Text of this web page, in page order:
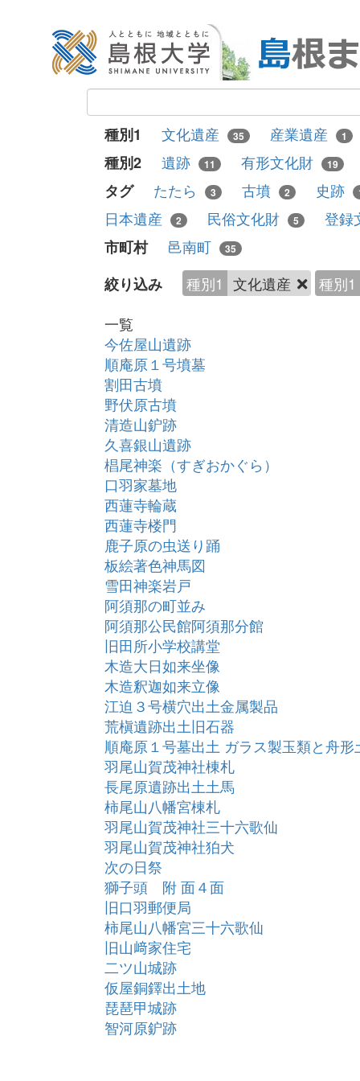
種別1 文化遺産 35 産業遺産 1
種別2 遺跡 11 有形文化財 19
タグ たたら 3 古墳 2 史跡
日本遺産 2 民俗文化財 5
登録
市町村
邑南町 35
絞り込み 種別1 文化遺産
種別1
一覧
今佐屋山遺跡
順庵原１号墳墓
割田古墳
野伏原古墳
清造山鈩跡
久喜銀山遺跡
椙尾神楽（すぎおかぐら）
口羽家墓地
西蓮寺輪蔵
西蓮寺楼門
鹿子原の虫送り踊
板絵著色神馬図
雪田神楽岩戸
阿須那の町並み
阿須那公民館阿須那分館
旧田所小学校講堂
木造大日如来坐像
木造釈迦如来立像
江迫３号横穴出土金属製品
荒槇遺跡出土旧石器
順庵原１号墓出土 ガラス製玉類と舟形
羽尾山賀茂神社棟札
長尾原遺跡出土土馬
柿尾山八幡宮棟札
羽尾山賀茂神社三十六歌仙
羽尾山賀茂神社狛犬
次の日祭
獅子頭 附 面４面
旧口羽郵便局
柿尾山八幡宮三十六歌仙
旧山﨑家住宅
二ツ山城跡
仮屋銅鐸出土地
琵琶甲城跡
智河原鈩跡